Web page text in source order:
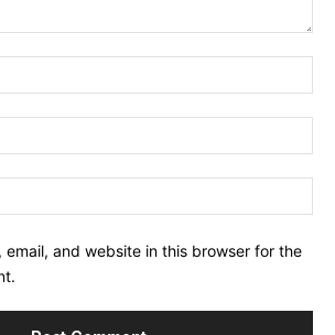
email, and website in this browser for the